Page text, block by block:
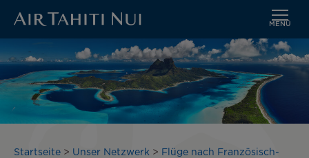
Hauptinhalt
wechseln
MENÜ
Pfadnavigation
Startseite Unser Netzwerk
Flüge nach Französisch-